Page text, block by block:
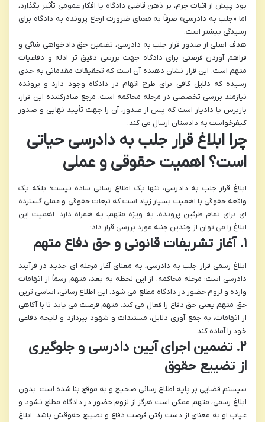
بود پیش از اثبات جرم، بر ذهن قاضی دادگاه یا افکار عمومی تأثیر بگذارد،
اما «جلب به دادرسی» صرفاً به معنای ضرورت ارجاع پرونده به دادگاه برای
رسیدگی بیشتر است.
هدف اصلی از صدور قرار جلب به دادرسی، تضمین حق دادخواهی شاکی و
فراهم آوردن فرصتی برای دادگاه جهت بررسی دقیق تر ادله و دفاعیات
متهم است. این قرار نشان دهنده آن است که تحقیقات مقدماتی به حدی
رسیده که دلایل کافی برای طرح اتهام در دادگاه وجود دارد و پرونده
نیازمند بررسی تخصصی در مرحله محاکمه است. مرجع صادرکننده این قرار،
بازپرس یا دادیار است که پس از صدور، آن را جهت تأیید نهایی و صدور
کیفرخواست به دادستان ارسال می کند.
چرا ابلاغ قرار جلب به دادرسی حیاتی
است؟ اهمیت حقوقی و عملی
ابلاغ قرار جلب به دادرسی، تنها یک اطلاع رسانی ساده نیست؛ بلکه یک
واقعه حقوقی با اهمیت بسیار زیاد است که تبعات حقوقی و عملی گسترده
ای برای تمام طرفین پرونده، به ویژه متهم، به همراه دارد. اهمیت این
ابلاغ را می توان از چندین جنبه مورد بررسی قرار داد:
۱. آغاز تشریفات قانونی و حق دفاع متهم
ابلاغ رسمی قرار جلب به دادرسی، به معنای آغاز مرحله ای جدید در فرآیند
دادرسی است: مرحله محاکمه. از این لحظه به بعد، متهم رسماً از اتهامات
وارده و لزوم حضور در دادگاه مطلع می شود. این اطلاع رسانی، اساسی ترین
حق متهم یعنی حق دفاع را فعال می کند. متهم فرصت می یابد تا با آگاهی
از اتهامات، به جمع آوری دلایل، مستندات و شهود بپردازد و لایحه دفاعی
خود را آماده کند.
۲. تضمین اجرای آیین دادرسی و جلوگیری
از تضییع حقوق
سیستم قضایی بر پایه اطلاع رسانی صحیح و به موقع بنا شده است. بدون
ابلاغ رسمی، متهم ممکن است هرگز از لزوم حضور در دادگاه مطلع نشود و
غیاب او به معنای از دست رفتن فرصت دفاع و تضییع حقوقش باشد. ابلاغ